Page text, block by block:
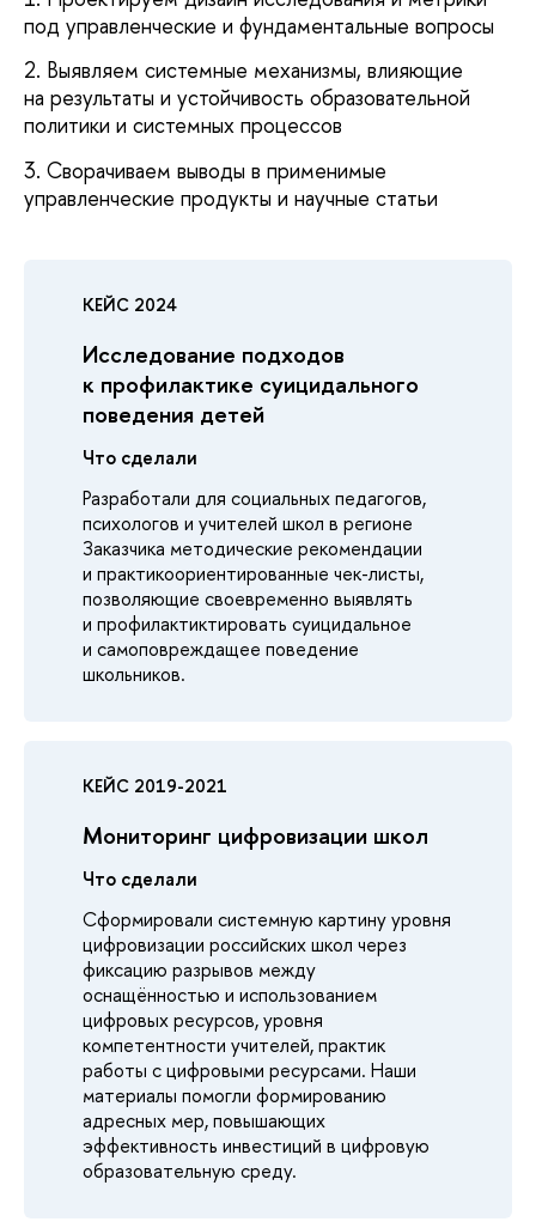
под управленческие и фундаментальные вопросы
2. Выявляем системные механизмы, влияющие
на результаты и устойчивость образовательной
политики и системных процессов
3. Сворачиваем выводы в применимые
управленческие продукты и научные статьи
КЕЙС 2024
Исследование подходов
к профилактике суицидального
поведения детей
Что сделали
Разработали для социальных педагогов,
психологов и учителей школ в регионе
Заказчика методические рекомендации
и практикоориентированные чек-листы,
позволяющие своевременно выявлять
и профилактиктировать суицидальное
и самоповреждащее поведение
школьников.
КЕЙС 2019-2021
Мониторинг цифровизации школ
Что сделали
Сформировали системную картину уровня
цифровизации российских школ через
фиксацию разрывов между
оснащённостью и использованием
цифровых ресурсов, уровня
компетентности учителей, практик
работы с цифровыми ресурсами. Наши
материалы помогли формированию
адресных мер, повышающих
эффективность инвестиций в цифровую
образовательную среду.